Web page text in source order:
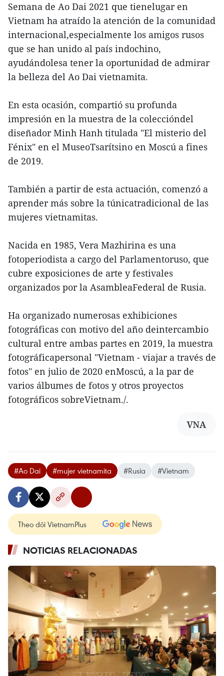
Semana de Ao Dai 2021 que tienelugar en
Vietnam ha atraído la atención de la comunidad
internacional,especialmente los amigos rusos
que se han unido al país indochino,
ayudándolesa tener la oportunidad de admirar
la belleza del Ao Dai vietnamita.
En esta ocasión, compartió su profunda
impresión en la muestra de la coleccióndel
diseñador Minh Hanh titulada "El misterio del
Fénix" en el MuseoTsarítsino en Moscú a fines
de 2019.
También a partir de esta actuación, comenzó a
aprender más sobre la túnicatradicional de las
mujeres vietnamitas.
Nacida en 1985, Vera Mazhirina es una
fotoperiodista a cargo del Parlamentoruso, que
cubre exposiciones de arte y festivales
organizados por la AsambleaFederal de Rusia.
Ha organizado numerosas exhibiciones
fotográficas con motivo del año deintercambio
cultural entre ambas partes en 2019, la muestra
fotográficapersonal "Vietnam - viajar a través de
fotos" en julio de 2020 enMoscú, a la par de
varios álbumes de fotos y otros proyectos
fotográficos sobreVietnam./.
VNA
#Ao Dai #mujer vietnamita #Rusia #Vietnam
Theo dõi VietnamPlus
NOTICIAS RELACIONADAS